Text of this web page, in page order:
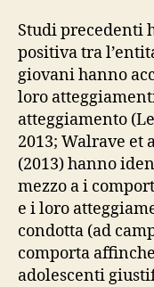
Studi precedenti
positiva tra
giovani hanno
loro
atteggiamento
2013; Walrave et
(2013) hanno
mezzo a i
e i loro
condotta (ad
comporta
adolescenti